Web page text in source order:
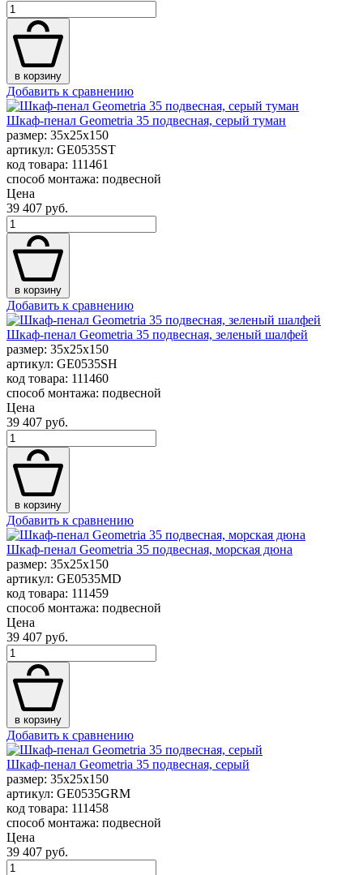
в корзину
Добавить к сравнению
Шкаф-пенал Geometria 35 подвесная, серый туман
размер: 35x25x150
артикул: GE0535ST
код товара: 111461
способ монтажа: подвесной
Цена
39 407 руб.
в корзину
Добавить к сравнению
Шкаф-пенал Geometria 35 подвесная, зеленый шалфей
размер: 35x25x150
артикул: GE0535SH
код товара: 111460
способ монтажа: подвесной
Цена
39 407 руб.
в корзину
Добавить к сравнению
Шкаф-пенал Geometria 35 подвесная, морская дюна
размер: 35x25x150
артикул: GE0535MD
код товара: 111459
способ монтажа: подвесной
Цена
39 407 руб.
в корзину
Добавить к сравнению
Шкаф-пенал Geometria 35 подвесная, серый
размер: 35x25x150
артикул: GE0535GRM
код товара: 111458
способ монтажа: подвесной
Цена
39 407 руб.